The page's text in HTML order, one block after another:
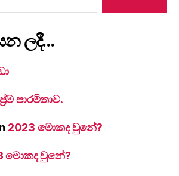
ලදී…
පාරමිතාව.
2023 මොකද වුනේ?
මොකද වුනේ?